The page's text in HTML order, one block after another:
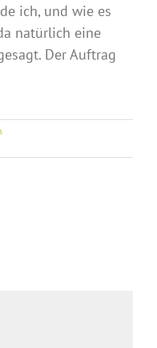
ich, und wie es
natürlich eine
Der Auftrag